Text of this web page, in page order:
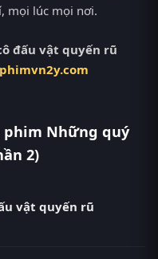
mọi lúc mọi nơi.
đấu vật quyến rũ
phimvn2y.com
phim Những quý
2)
vật quyến rũ